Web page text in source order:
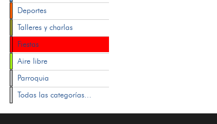
Deportes
Talleres y charlas
Fiestas
Aire libre
Parroquia
Todas las categorías...